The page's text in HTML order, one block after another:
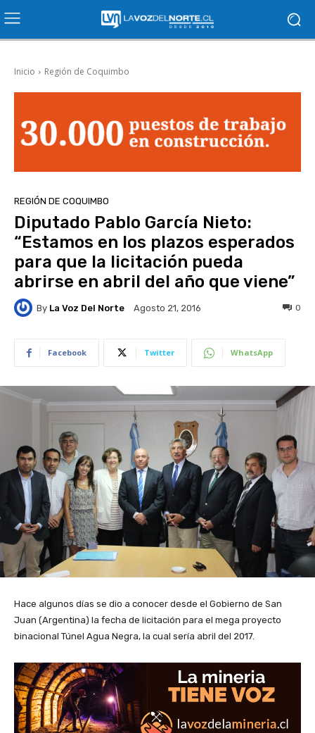
Inicio Región de Coquimbo
REGIÓN DE COQUIMBO
Diputado Pablo García Nieto:
“Estamos en los plazos esperados
para que la licitación pueda
abrirse en abril del año que viene”
By La Voz Del Norte Agosto 21, 2016 0
Facebook Twitter WhatsApp
Hace algunos días se dio a conocer desde el Gobierno de San
Juan (Argentina) la fecha de licitación para el mega proyecto
binacional Túnel Agua Negra, la cual sería abril del 2017.